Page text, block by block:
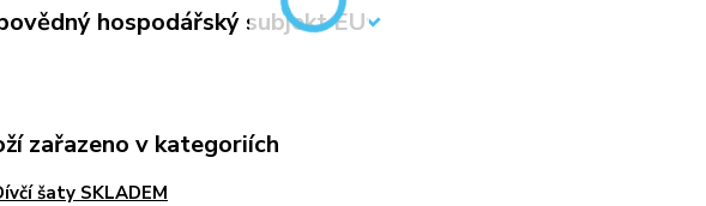
hospodářský subjekt EU
zařazeno v kategoriích
šaty SKLADEM